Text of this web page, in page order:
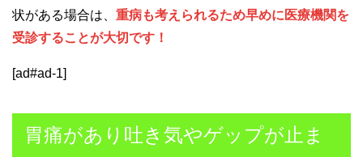
状がある場合は、 重病も考えられるため早めに医療機関を
受診することが大切です！
[ad#ad-1]
胃痛があり吐き気やゲップが止ま